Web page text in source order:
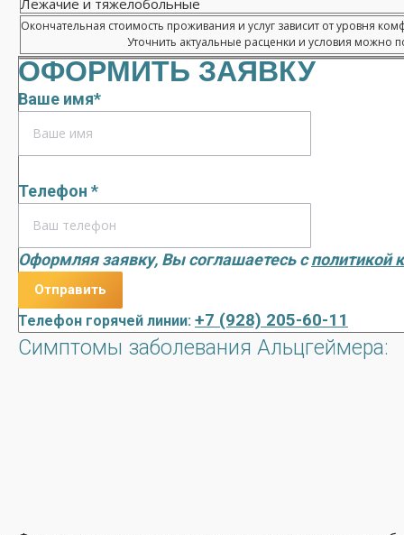
Окончательная стоимость проживания и услуг зависит от уровня
Уточнить актуальные расценки и условия можно
ОФОРМИТЬ ЗАЯВКУ
Ваше имя*
Телефон *
Оформляя заявку, Вы соглашаетесь сполитикой
Телефон горячей линии: +7 (928) 205-60-11
Симптомы заболевания Альцгеймера: